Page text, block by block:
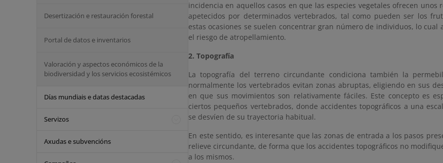
Desertización e restauración forestal
Portal de datos e inventarios
Valoración y aspectos económicos de la
biodiversidad y los servicios ecosistémicos
Días mundiais e datas destacadas
Servizos
Axudas e subvencións
incidencia en aquellos casos en que las especies vegetales ofrecen unos
apetecidos por determinados vertebrados, tal como pueden ser los
estas ocasiones se suelen concentrar gran número de individuos, lo cual
el riesgo de atropellamiento.
2. Topografía
La topografía del terreno circundante condiciona también la
normalmente los vertebrados evitan zonas abruptas, eligiendo en sus
en que sus movimientos son relativamente fáciles. Este concepto es
ciertos pequeños vertebrados, donde accidentes topográficos a una
se desvíen de su trayectoria habitual.
En este sentido, es interesante que las zonas de entrada a los pasos
relieve circundante, de forma que los accidentes topográficos no
a los mismos.